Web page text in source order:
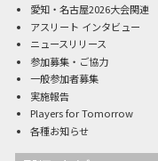
愛知・名古屋2026大会関連
アスリート インタビュー
ニュースリリース
参加募集・ご協力
一般参加者募集
実施報告
Players for Tomorrow
各種お知らせ